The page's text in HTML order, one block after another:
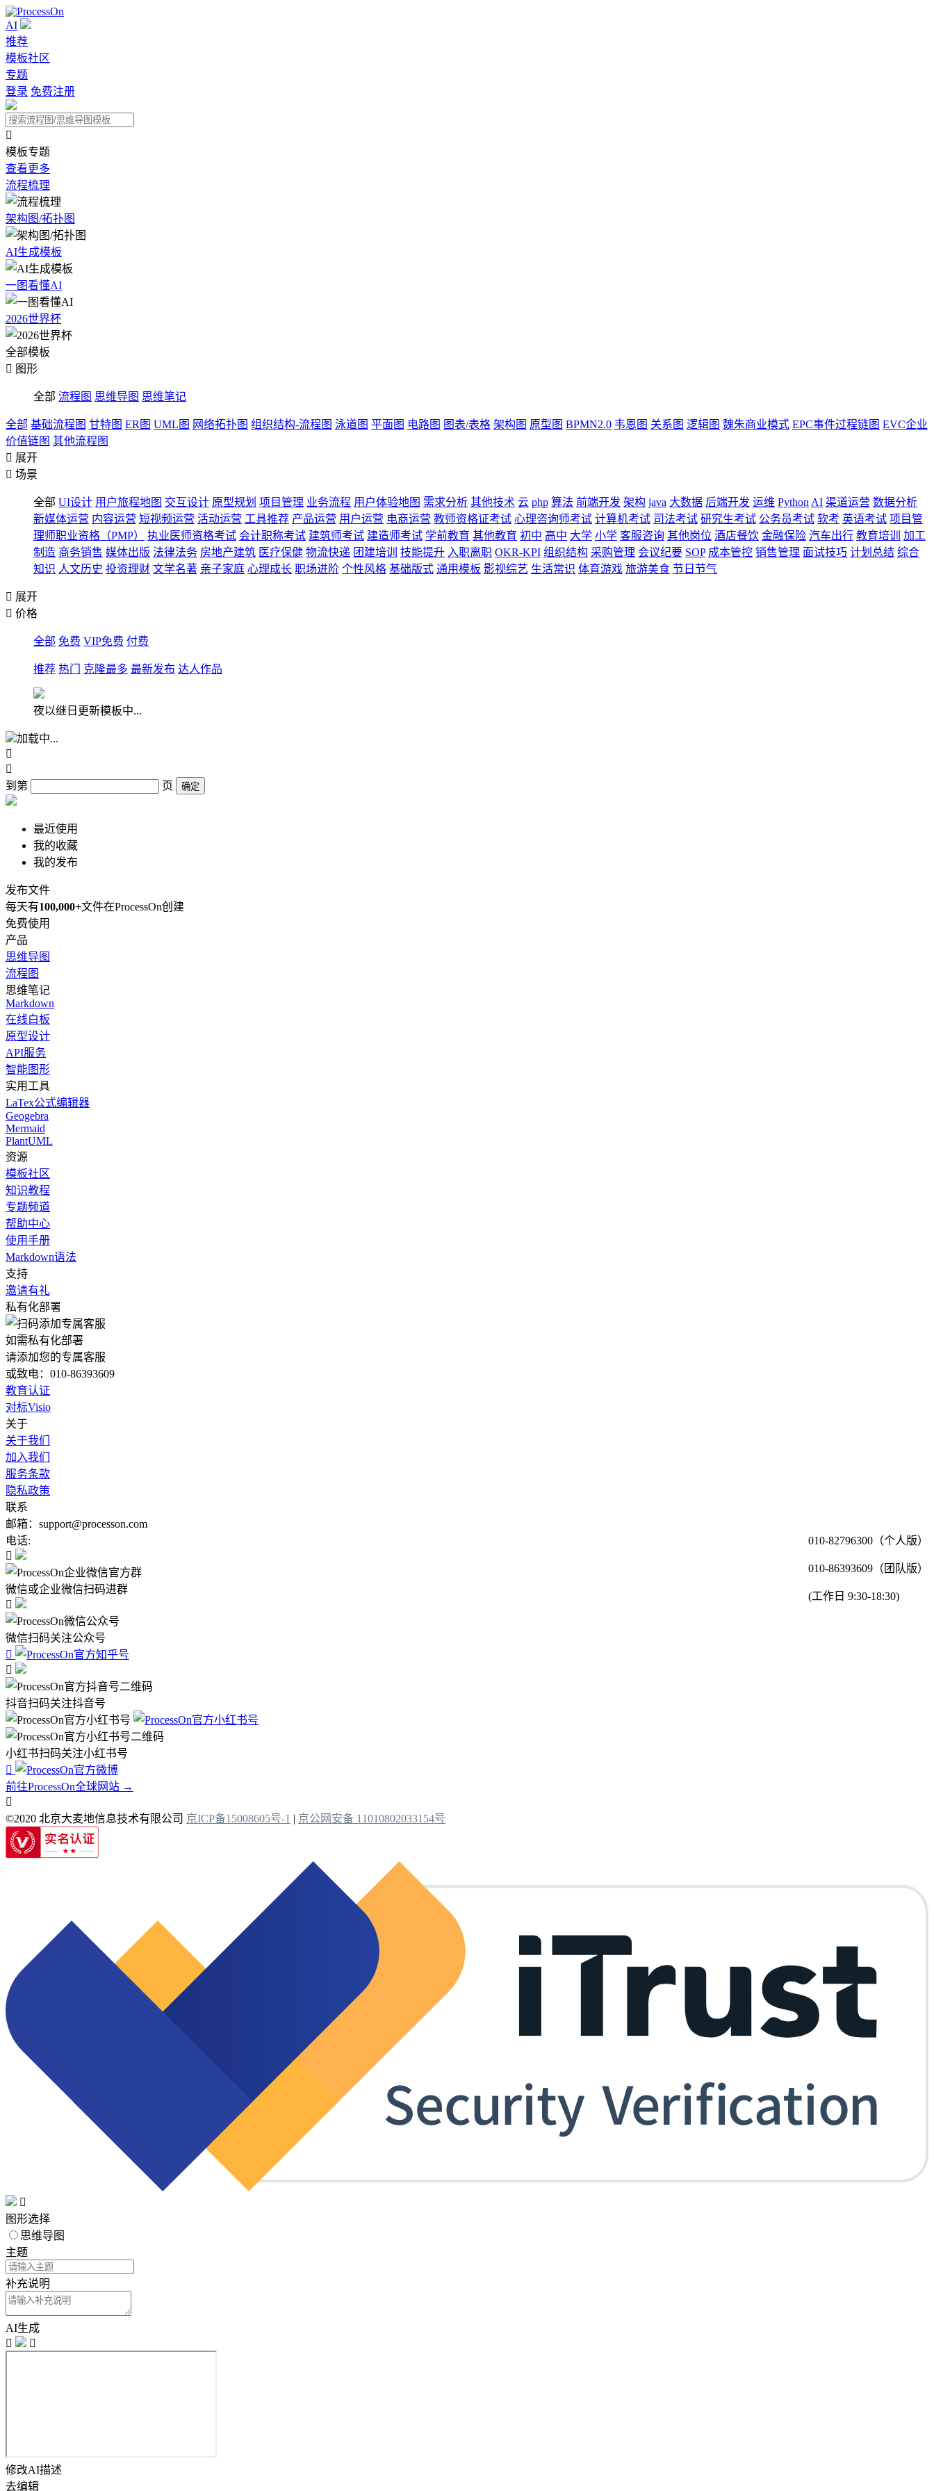
AI
推荐
模板社区
专题
登录 免费注册

模板专题
查看更多
流程梳理
架构图/拓扑图
AI生成模板
一图看懂AI
2026世界杯
全部模板
 图形
全部 流程图 思维导图 思维笔记
全部 基础流程图 甘特图 ER图 UML图 网络拓扑图 组织结构-流程图 泳道图 平面图 电路图 图表/表格 架构图 原型图 BPMN2.0 韦恩图 关系图 逻辑图 魏朱商业模式 EPC事件过程链图 EVC企业
价值链图 其他流程图
 展开
 场景
全部 UI设计 用户旅程地图 交互设计 原型规划 项目管理 业务流程 用户体验地图 需求分析 其他技术 云 php 算法 前端开发 架构 java 大数据 后端开发 运维 Python AI 渠道运营 数据分析
新媒体运营 内容运营 短视频运营 活动运营 工具推荐 产品运营 用户运营 电商运营 教师资格证考试 心理咨询师考试 计算机考试 司法考试 研究生考试 公务员考试 软考 英语考试 项目管
理师职业资格（PMP）
执业医师资格考试 会计职称考试 建筑师考试 建造师考试 学前教育 其他教育 初中 高中 大学 小学 客服咨询 其他岗位 酒店餐饮 金融保险 汽车出行 教育培训
加工
制造 商务销售 媒体出版 法律法务 房地产建筑 医疗保健 物流快递 团建培训 技能提升 入职离职 OKR-KPI 组织结构 采购管理 会议纪要 SOP 成本管控 销售管理 面试技巧 计划总结 综合
知识 人文历史 投资理财 文学名著 亲子家庭 心理成长 职场进阶 个性风格 基础版式 通用模板 影视综艺 生活常识 体育游戏 旅游美食 节日节气
 展开
 价格
全部 免费 VIP免费 付费
推荐 热门 克隆最多 最新发布 达人作品
夜以继日更新模板中...
加载中...


到第
页 确定
最近使用
我的收藏
我的发布
发布文件
每天有100,000+文件在ProcessOn创建
免费使用
产品
思维导图
流程图
思维笔记
Markdown
在线白板
原型设计
API服务
智能图形
实用工具
LaTex公式编辑器
Geogebra
Mermaid
PlantUML
资源
模板社区
知识教程
专题频道
帮助中心
使用手册
Markdown语法
支持
邀请有礼
私有化部署
如需私有化部署
请添加您的专属客服
或致电：010-86393609
教育认证
对标Visio
关于
关于我们
加入我们
服务条款
隐私政策
联系
邮箱：support@processon.com
电话:
010-82796300（个人版）
010-86393609（团队版）
(工作日 9:30-18:30)

微信或企业微信扫码进群

微信扫码关注公众号


抖音扫码关注抖音号
小红书扫码关注小红书号

前往ProcessOn全球网站 →

©2020 北京大麦地信息技术有限公司 京ICP备15008605号-1 | 京公网安备 11010802033154号

图形选择
思维导图
主题
补充说明
AI生成


修改AI描述
去编辑